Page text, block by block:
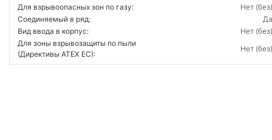
Для взрывоопасных зон по газу:
Нет (без)
Соединяемый в ряд:
Да
Вид ввода в корпус:
Нет (без)
Для зоны взрывозащиты по пыли
(Директивы ATEX ЕС):
Нет (без)